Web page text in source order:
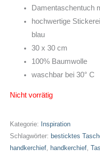
Damentaschentuch
hochwertige
blau
30 x 30 cm
100% Baumwolle
waschbar bei 30° C
Nicht vorrätig
Kategorie:
Inspiration
Schlagwörter: besticktes
handkerchief, handkerchief,